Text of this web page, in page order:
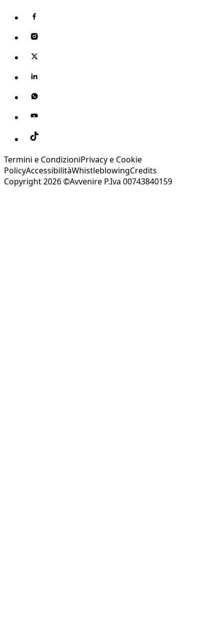
Termini e CondizioniPrivacy e Cookie
PolicyAccessibilitàWhistleblowingCredits
Copyright 2026 ©Avvenire P.Iva 00743840159